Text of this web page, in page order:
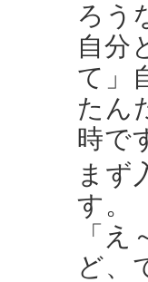
ろう
自分
て」
たん
時で
まず
す。
「
ど、